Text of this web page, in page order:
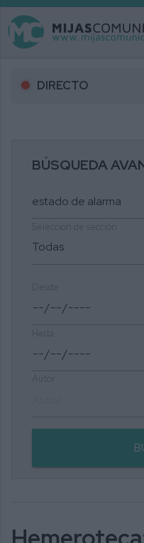
DIRECTO
BÚSQUEDA